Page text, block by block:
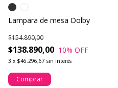
Lampara de mesa Dolby
$138.890,00
$154.890,00
10% OFF
3 x $46.296,67 sin interés
Comprar